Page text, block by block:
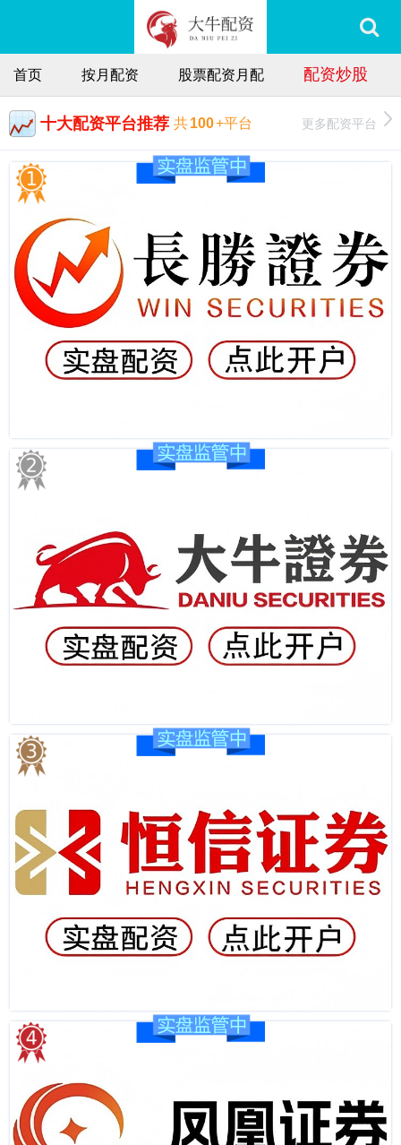
首页 按月配资 股票配资月配 配资炒股
十大配资平台推荐 共100+平台 更多配资平台